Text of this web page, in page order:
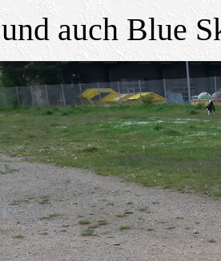
auch Blue